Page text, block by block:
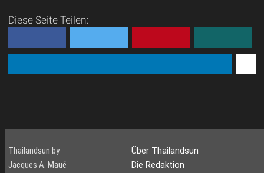
Diese Seite Teilen:
Thailandsun by
Jacques A. Maué
Über Thailandsun
Die Redaktion